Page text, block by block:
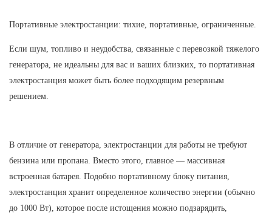
Портативные электростанции: тихие, портативные, ограниченные.
Если шум, топливо и неудобства, связанные с перевозкой тяжелого
генератора, не идеальны для вас и ваших близких, то портативная
электростанция может быть более подходящим резервным
решением.
В отличие от генератора, электростанции для работы не требуют
бензина или пропана. Вместо этого, главное — массивная
встроенная батарея. Подобно портативному блоку питания,
электростанция хранит определенное количество энергии (обычно
до 1000 Вт), которое после истощения можно подзарядить,